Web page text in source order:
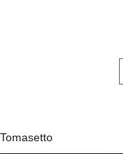
Tomasetto